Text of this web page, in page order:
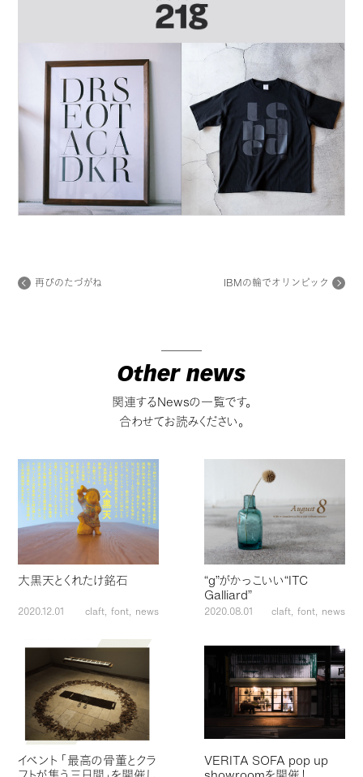
再びのたづがね IBMの輪でオリンピック
Other news
関連するNewsの一覧です。
合わせてお読みください。
大黒天とくれたけ銘石
2020.12.01 claft font news
“g”がかっこいい“ITC
Galliard”
2020.08.01 claft font news
イベント 「最高の骨董とクラ
VERITA SOFA pop up